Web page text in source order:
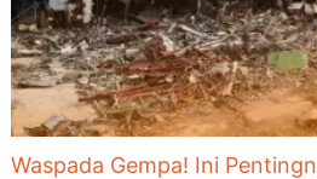
Waspada Gempa! Ini